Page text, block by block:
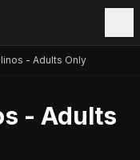
- Adults Only
- Adults